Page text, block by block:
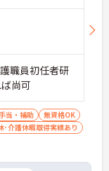
職員初任者研
尚可
当・補助
無資格OK
･介護休暇取得実績あり